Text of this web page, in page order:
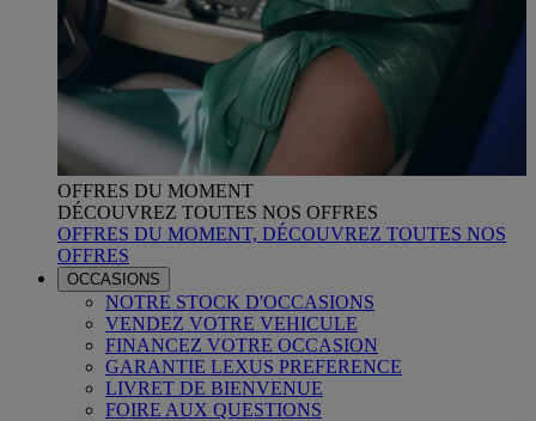
OFFRES DU MOMENT
DÉCOUVREZ TOUTES NOS OFFRES
OFFRES DU MOMENT, DÉCOUVREZ TOUTES NOS
OFFRES
OCCASIONS
NOTRE STOCK D'OCCASIONS
VENDEZ VOTRE VEHICULE
FINANCEZ VOTRE OCCASION
GARANTIE LEXUS PREFERENCE
LIVRET DE BIENVENUE
FOIRE AUX QUESTIONS